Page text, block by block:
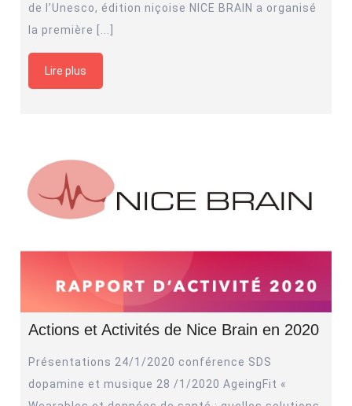
de l’Unesco, édition niçoise NICE BRAIN a organisé
la première [...]
Lire plus
Actions et Activités de Nice Brain en 2020
Présentations 24/1/2020 conférence SDS
dopamine et musique 28 /1/2020 AgeingFit «